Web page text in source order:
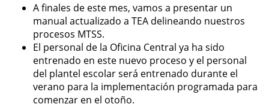
A finales de este mes, vamos a presentar un
manual actualizado a TEA delineando nuestros
procesos MTSS.
El personal de la Oficina Central ya ha sido
entrenado en este nuevo proceso y el personal
del plantel escolar será entrenado durante el
verano para la implementación programada para
comenzar en el otoño.